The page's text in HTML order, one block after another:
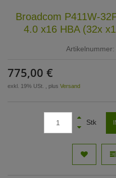
Broadcom P411W-
4.0 x16 HBA (32x
Artikelnummer:
775,00 €
exkl. 19% USt. , plus Versand
Stk